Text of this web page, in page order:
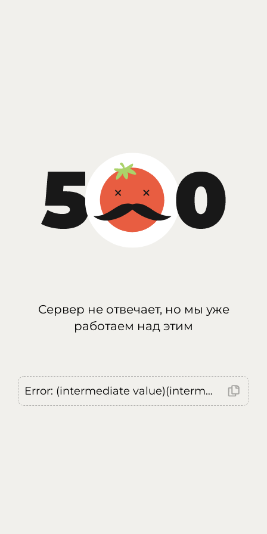
Сервер не отвечает, но мы уже
работаем над этим
Error: (intermediate value)(intermediate value)(intermediate value).replaceAll is not a function